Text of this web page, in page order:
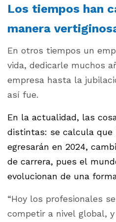
Los tiempos han
manera
En otros tiempos un
vida, dedicarle muchos
empresa hasta la
así fue.
En la actualidad, las
distintas: se calcula que
egresarán en 2024,
de carrera, pues el
evolucionan de una
“Hoy los profesionales
competir a nivel global,